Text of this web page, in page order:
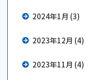
2024年1月 (3)
2023年12月 (4)
2023年11月 (4)